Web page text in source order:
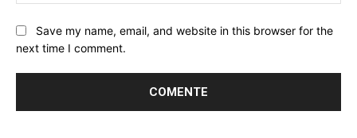
Save my name, email, and website in this browser for the
next time I comment.